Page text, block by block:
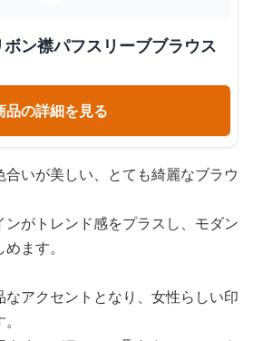
ン襟パフスリーブブラウス
品の詳細を見る
合いが美しい、とても綺麗なブラウ
がトレンド感をプラスし、モダン
ます。
アクセントとなり、女性らしい印